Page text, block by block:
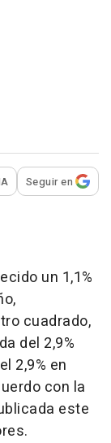
para
Seguir en
un 1,1%
cuadrado,
del 2,9%
2,9% en
con la
este